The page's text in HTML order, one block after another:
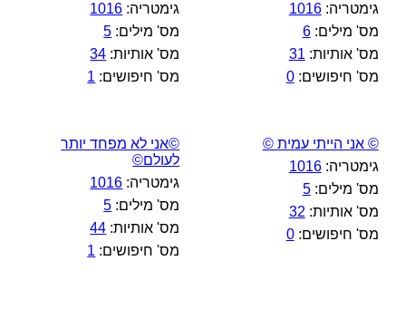
גימטריה:1016
מס' מילים:6
מס' אותיות: 31
מס' חיפושים:0
גימטריה: 1016
מס' מילים: 5
מס' אותיות: 34
מס' חיפושים: 1
© אני הייתי עמית ©
גימטריה:1016
מס' מילים:5
מס' אותיות: 32
מס' חיפושים:0
©אני לא מפחד יותר
לעולם©
גימטריה: 1016
מס' מילים: 5
מס' אותיות: 44
מס' חיפושים: 1